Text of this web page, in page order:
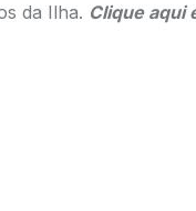
da Ilha. Clique aqui